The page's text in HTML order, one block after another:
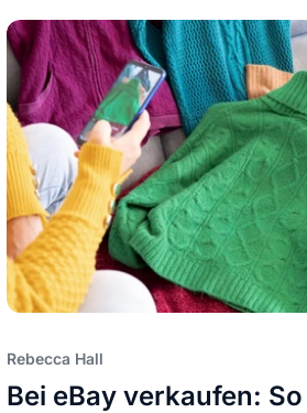
Rebecca Hall
Bei eBay verkaufen: So